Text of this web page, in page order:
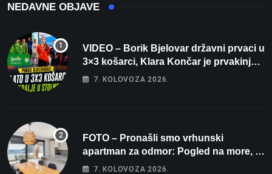
NEDAVNE OBJAVE
VIDEO – Borik Bjelovar državni prvaci u
3×3 košarci, Klara Končar je prvakinja
Hrvatske u stolnom tenisu!
7. KOLOVOZA 2026.
FOTO – Pronašli smo vrhunski
apartman za odmor: Pogled na more, tri
spavaće sobe i terasa koja osvaja
7. KOLOVOZA 2026.